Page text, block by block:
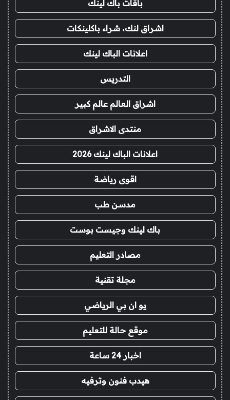
باقات باك لينك
اشراق لنك، شراء باكلينكات
اعلانات الباك لينك
التدريس
اشراق العالم عالم كبير
منتدى الاشراق
اعلانات الباك لينك 2026
اقوى رياضة
مدسن طب
باك لينك وجيست بوست
مصادر التعليم
مجلة تقنية
يو ان بي الرياضي
موقع حالة للتعليم
اخبار 24 ساعة
هيدب فنون وترفيه